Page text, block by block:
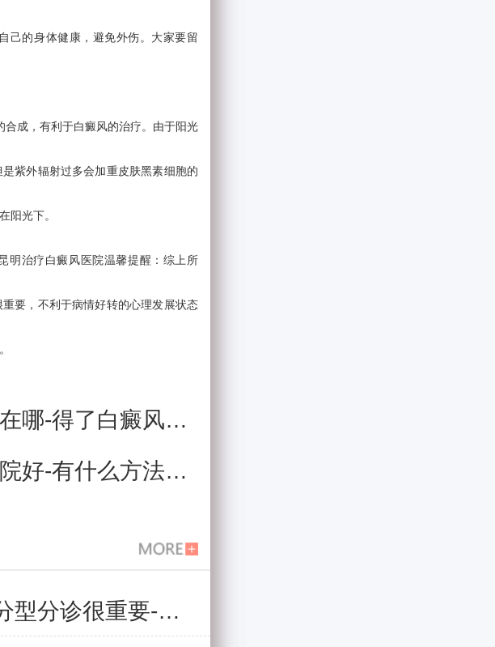
己的身体健康，避免外伤。大家要留
成，有利于白癜风的治疗。由于阳光
紫外辐射过多会加重皮肤黑素细胞的
阳光下。
治疗白癜风医院温馨提醒：综上所
要，不利于病情好转的心理发展状态
癜风该怎么去医治呢
可以预防白癜风的复发呢
昆明白癜风医院提醒白癜风分型分诊很重要-避免病情反反复复